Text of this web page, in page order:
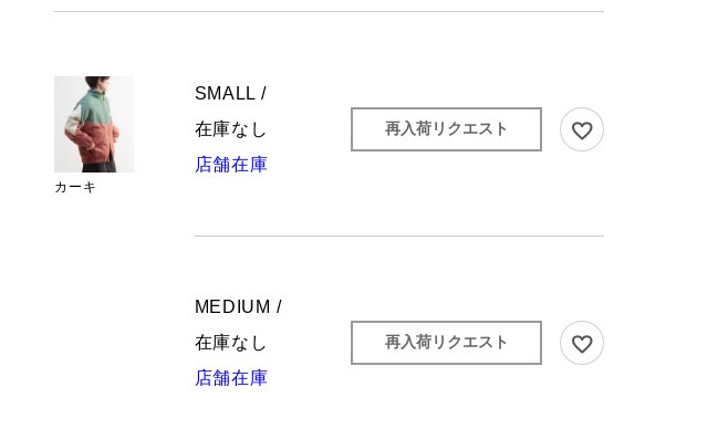
カーキ
SMALL /
在庫なし
店舗在庫
再入荷リクエスト
MEDIUM /
在庫なし
店舗在庫
再入荷リクエスト